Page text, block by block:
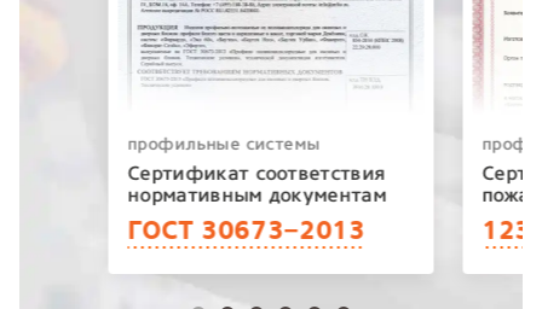
профильные системы
Сертификат соответствия
нормативным документам
ГОСТ 30673−2013